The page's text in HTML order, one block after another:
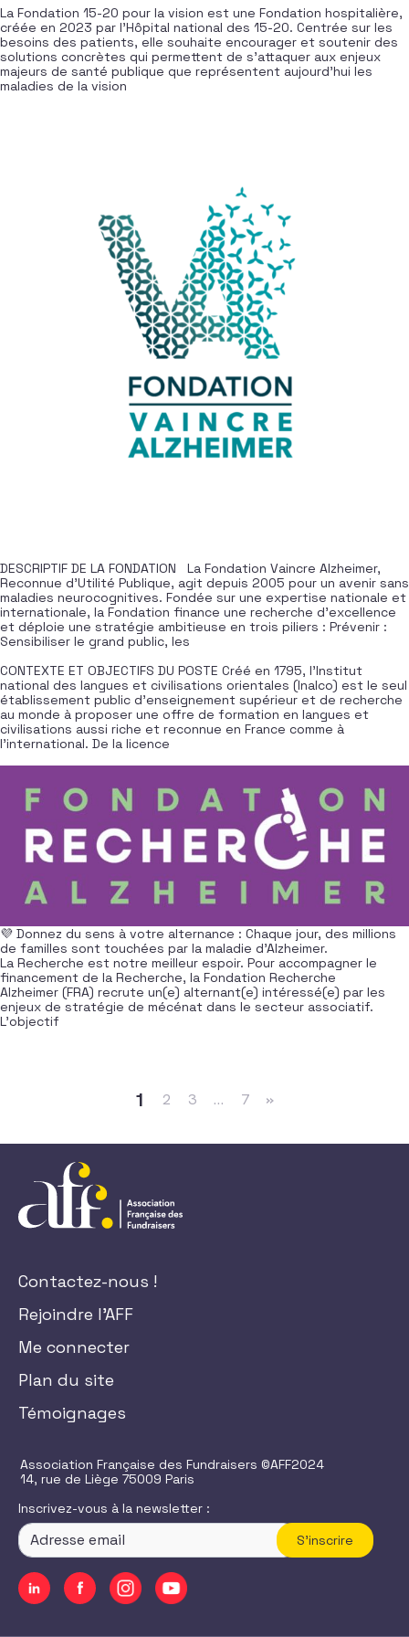
La Fondation 15-20 pour la vision est une Fondation hospitalière,
créée en 2023 par l’Hôpital national des 15-20. Centrée sur les
besoins des patients, elle souhaite encourager et soutenir des
solutions concrètes qui permettent de s’attaquer aux enjeux
majeurs de santé publique que représentent aujourd’hui les
maladies de la vision
DESCRIPTIF DE LA FONDATION La Fondation Vaincre Alzheimer,
Reconnue d’Utilité Publique, agit depuis 2005 pour un avenir sans
maladies neurocognitives. Fondée sur une expertise nationale et
internationale, la Fondation finance une recherche d’excellence
et déploie une stratégie ambitieuse en trois piliers : Prévenir :
Sensibiliser le grand public, les
CONTEXTE ET OBJECTIFS DU POSTE Créé en 1795, l’Institut
national des langues et civilisations orientales (Inalco) est le seul
établissement public d’enseignement supérieur et de recherche
au monde à proposer une offre de formation en langues et
civilisations aussi riche et reconnue en France comme à
l’international. De la licence
💜 Donnez du sens à votre alternance : Chaque jour, des millions
de familles sont touchées par la maladie d’Alzheimer.
La Recherche est notre meilleur espoir. Pour accompagner le
financement de la Recherche, la Fondation Recherche
Alzheimer (FRA) recrute un(e) alternant(e) intéressé(e) par les
enjeux de stratégie de mécénat dans le secteur associatif.
L’objectif
1 2 3 … 7 »
Contactez-nous !
Rejoindre l'AFF
Me connecter
Plan du site
Témoignages
Association Française des Fundraisers ©AFF2024
14, rue de Liège 75009 Paris
Inscrivez-vous à la newsletter :
S'inscrire